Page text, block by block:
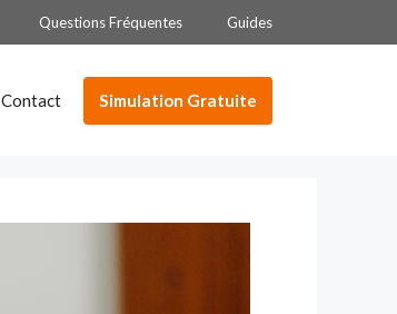
Questions Fréquentes Guides
Contact Simulation Gratuite